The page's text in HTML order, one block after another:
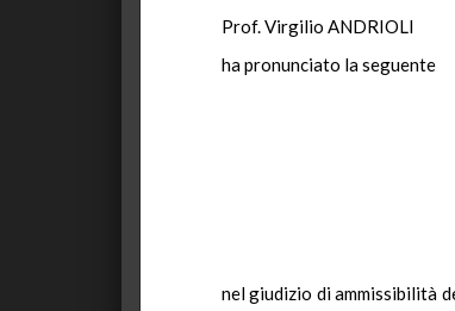
Prof. Virgilio ANDRIOLI
ha pronunciato la seguente
nel giudizio di ammissibilità